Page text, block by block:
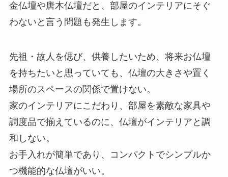
金仏壇や唐木仏壇だと、部屋のインテリアにそぐ
わないと言う問題も発生します。
先祖・故人を偲び、供養したいため、将来お仏壇
を持ちたいと思っていても、仏壇の大きさや置く
場所のスペースの関係で置けない。
家のインテリアにこだわり、部屋を素敵な家具や
調度品で揃えているのに、仏壇がインテリアと調
和しない。
お手入れが簡単であり、コンパクトでシンプルか
つ機能的な仏壇がいい。